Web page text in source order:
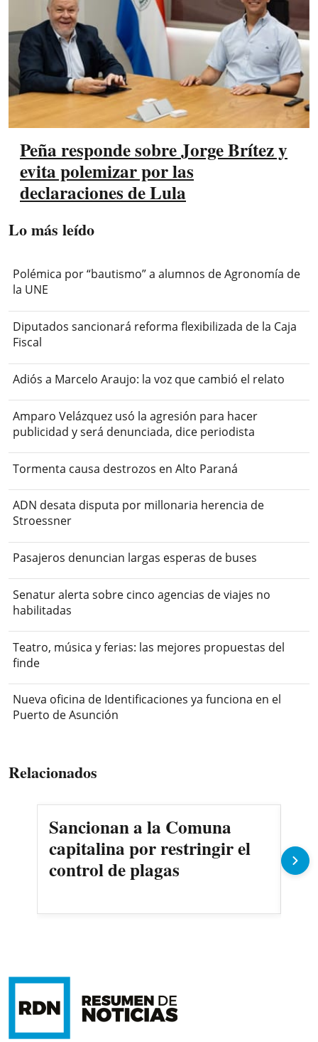
Peña responde sobre Jorge Brítez y
evita polemizar por las
declaraciones de Lula
Lo más leído
Polémica por “bautismo” a alumnos de Agronomía de
la UNE
Diputados sancionará reforma flexibilizada de la Caja
Fiscal
Adiós a Marcelo Araujo: la voz que cambió el relato
Amparo Velázquez usó la agresión para hacer
publicidad y será denunciada, dice periodista
Tormenta causa destrozos en Alto Paraná
ADN desata disputa por millonaria herencia de
Stroessner
Pasajeros denuncian largas esperas de buses
Senatur alerta sobre cinco agencias de viajes no
habilitadas
Teatro, música y ferias: las mejores propuestas del
finde
Nueva oficina de Identificaciones ya funciona en el
Puerto de Asunción
Relacionados
Sancionan a la Comuna
capitalina por restringir el
control de plagas